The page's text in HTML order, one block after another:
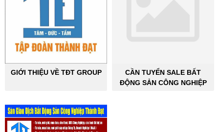
GIỚI THIỆU VỀ TĐT GROUP
CẦN TUYỂN SALE BẤT
ĐỘNG SẢN CÔNG NGHIỆP